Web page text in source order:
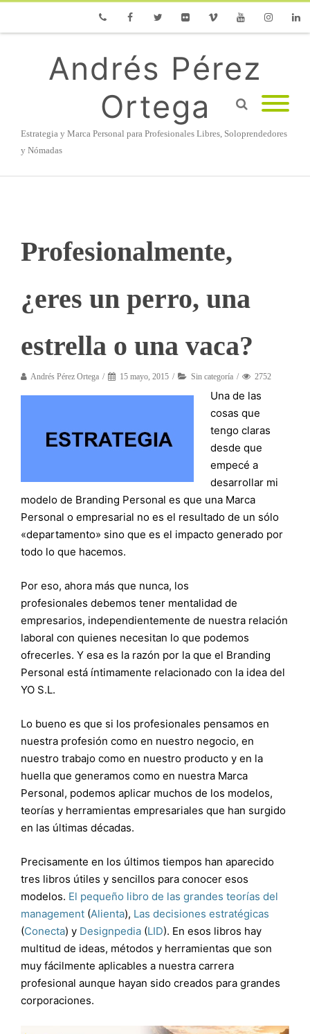
Andrés Pérez
Ortega
Estrategia y Marca Personal para Profesionales Libres, Soloprendedores
y Nómadas
Profesionalmente,
¿eres un perro, una
estrella o una vaca?
Andrés Pérez Ortega 15 mayo, 2015 Sin categoría 2752
Una de las
cosas que
tengo claras
desde que
empecé a
desarrollar mi
modelo de Branding Personal es que una Marca
Personal o empresarial no es el resultado de un sólo
«departamento» sino que es el impacto generado por
todo lo que hacemos.
Por eso, ahora más que nunca, los
profesionales debemos tener mentalidad de
empresarios, independientemente de nuestra relación
laboral con quienes necesitan lo que podemos
ofrecerles. Y esa es la razón por la que el Branding
Personal está íntimamente relacionado con la idea del
YO S.L.
Lo bueno es que si los profesionales pensamos en
nuestra profesión como en nuestro negocio, en
nuestro trabajo como en nuestro producto y en la
huella que generamos como en nuestra Marca
Personal, podemos aplicar muchos de los modelos,
teorías y herramientas empresariales que han surgido
en las últimas décadas.
Precisamente en los últimos tiempos han aparecido
tres libros útiles y sencillos para conocer esos
modelos. El pequeño libro de las grandes teorías del
management (Alienta), Las decisiones estratégicas
(Conecta) y Designpedia (LID). En esos libros hay
multitud de ideas, métodos y herramientas que son
muy fácilmente aplicables a nuestra carrera
profesional aunque hayan sido creados para grandes
corporaciones.